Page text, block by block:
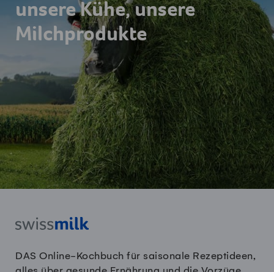
unsere Kühe, unsere
Milchprodukte
DAS Online-Kochbuch für saisonale Rezeptideen,